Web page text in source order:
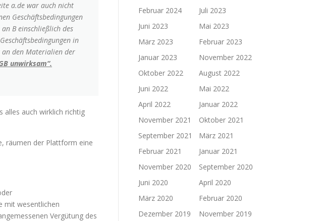
a.de war auch nicht
Geschäftsbedingungen
B einschließlich des
in
an den Materialien der
unwirksam“.
alles auch wirklich richtig
räumen der Plattform eine
mit wesentlichen
Vergütung des
Februar 2024
Juli 2023
Juni 2023
Mai 2023
März 2023
Februar 2023
Januar 2023
November 2022
Oktober 2022
August 2022
Juni 2022
Mai 2022
April 2022
Januar 2022
November 2021
Oktober 2021
September 2021
März 2021
Februar 2021
Januar 2021
November 2020
September 2020
Juni 2020
April 2020
März 2020
Februar 2020
Dezember 2019
November 2019